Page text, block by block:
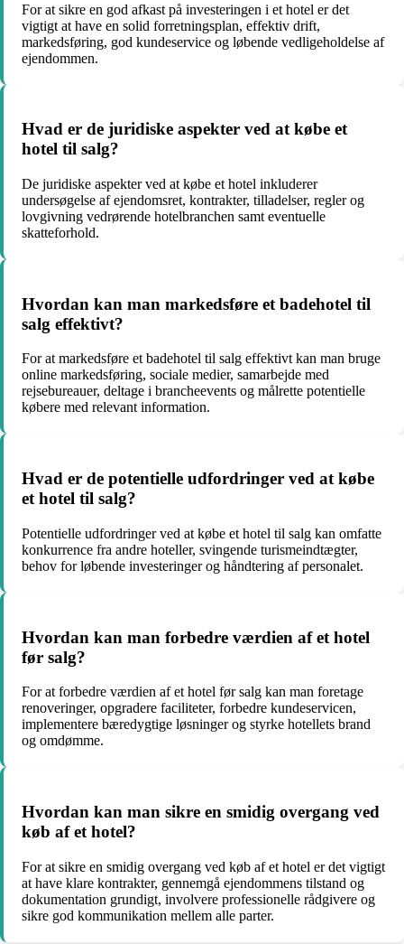
For at sikre en god afkast på investeringen i et hotel er det
vigtigt at have en solid forretningsplan, effektiv drift,
markedsføring, god kundeservice og løbende vedligeholdelse af
ejendommen.
Hvad er de juridiske aspekter ved at købe et
hotel til salg?
De juridiske aspekter ved at købe et hotel inkluderer
undersøgelse af ejendomsret, kontrakter, tilladelser, regler og
lovgivning vedrørende hotelbranchen samt eventuelle
skatteforhold.
Hvordan kan man markedsføre et badehotel til
salg effektivt?
For at markedsføre et badehotel til salg effektivt kan man bruge
online markedsføring, sociale medier, samarbejde med
rejsebureauer, deltage i brancheevents og målrette potentielle
købere med relevant information.
Hvad er de potentielle udfordringer ved at købe
et hotel til salg?
Potentielle udfordringer ved at købe et hotel til salg kan omfatte
konkurrence fra andre hoteller, svingende turismeindtægter,
behov for løbende investeringer og håndtering af personalet.
Hvordan kan man forbedre værdien af et hotel
før salg?
For at forbedre værdien af et hotel før salg kan man foretage
renoveringer, opgradere faciliteter, forbedre kundeservicen,
implementere bæredygtige løsninger og styrke hotellets brand
og omdømme.
Hvordan kan man sikre en smidig overgang ved
køb af et hotel?
For at sikre en smidig overgang ved køb af et hotel er det vigtigt
at have klare kontrakter, gennemgå ejendommens tilstand og
dokumentation grundigt, involvere professionelle rådgivere og
sikre god kommunikation mellem alle parter.